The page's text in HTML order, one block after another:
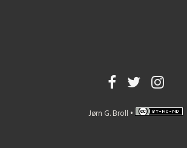
Jørn G. Broll •